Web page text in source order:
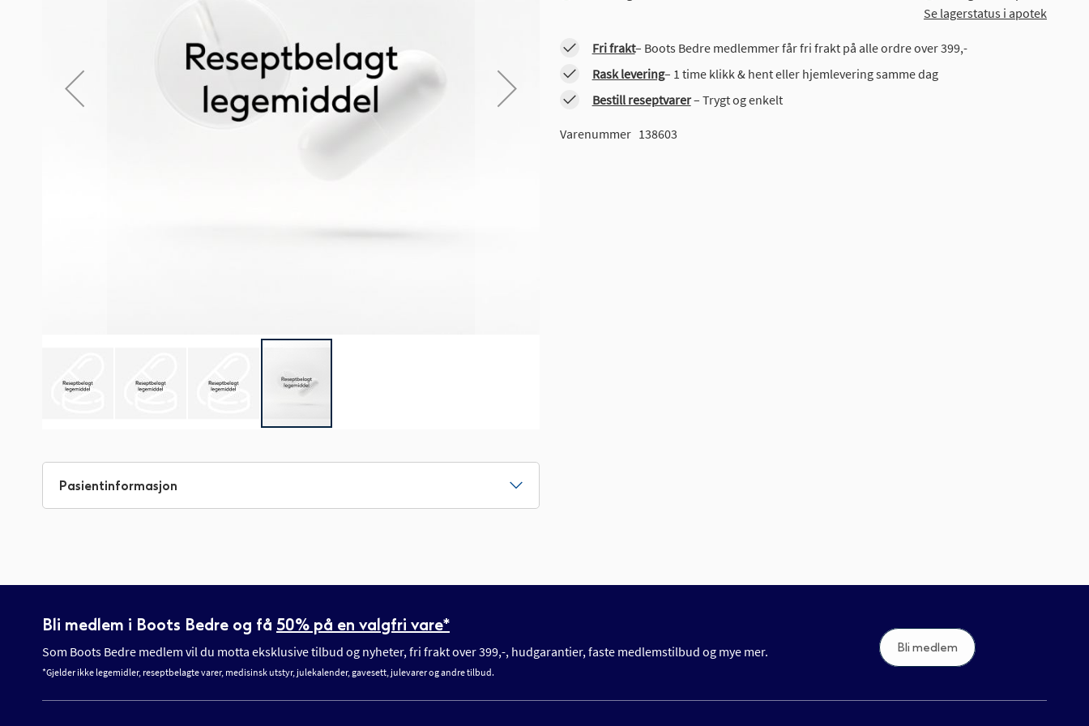
Se lagerstatus i apotek
Fri frakt– Boots Bedre medlemmer får fri frakt på alle ordre over 399,-
Rask levering– 1 time klikk & hent eller hjemlevering samme dag
Bestill reseptvarer– Trygt og enkelt
Varenummer 138603
til
begynnelsen
Pasientinformasjon
Bli medlem i Boots Bedre og få 50% på en valgfri vare*
Som Boots Bedre medlem vil du motta eksklusive tilbud og nyheter, fri frakt over 399,-, hudgarantier, faste medlemstilbud og mye mer.
*Gjelder ikke legemidler, reseptbelagte varer, medisinsk utstyr, julekalender, gavesett, julevarer og andre tilbud.
Bli medlem